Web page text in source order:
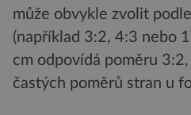
může obvykle zvolit
(například 3:2, 4:3 nebo
cm odpovídá poměru
častých poměrů stran u